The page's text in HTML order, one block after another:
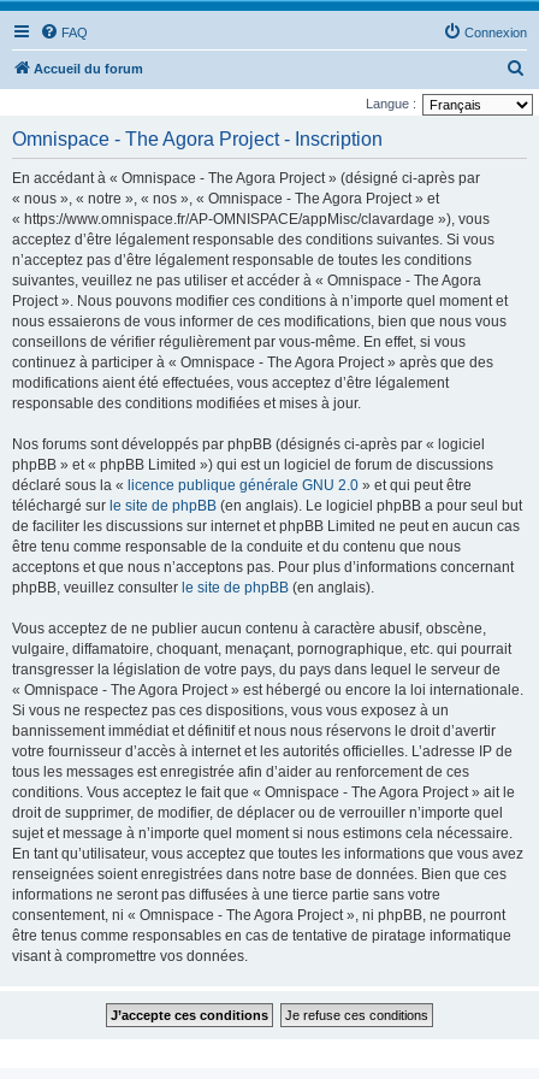
FAQ Connexion
Accueil du forum
e
Langue :
Omnispace - The Agora Project - Inscription
En accédant à « Omnispace - The Agora Project » (désigné ci-après par
« nous », « notre », « nos », « Omnispace - The Agora Project » et
« https://www.omnispace.fr/AP-OMNISPACE/appMisc/clavardage »), vous
acceptez d’être légalement responsable des conditions suivantes. Si vous
n’acceptez pas d’être légalement responsable de toutes les conditions
suivantes, veuillez ne pas utiliser et accéder à « Omnispace - The Agora
Project ». Nous pouvons modifier ces conditions à n’importe quel moment et
nous essaierons de vous informer de ces modifications, bien que nous vous
conseillons de vérifier régulièrement par vous-même. En effet, si vous
continuez à participer à « Omnispace - The Agora Project » après que des
modifications aient été effectuées, vous acceptez d’être légalement
responsable des conditions modifiées et mises à jour.
Nos forums sont développés par phpBB (désignés ci-après par « logiciel
phpBB » et « phpBB Limited ») qui est un logiciel de forum de discussions
déclaré sous la « licence publique générale GNU 2.0 » et qui peut être
téléchargé sur le site de phpBB (en anglais). Le logiciel phpBB a pour seul but
de faciliter les discussions sur internet et phpBB Limited ne peut en aucun cas
être tenu comme responsable de la conduite et du contenu que nous
acceptons et que nous n’acceptons pas. Pour plus d’informations concernant
phpBB, veuillez consulter le site de phpBB (en anglais).
Vous acceptez de ne publier aucun contenu à caractère abusif, obscène,
vulgaire, diffamatoire, choquant, menaçant, pornographique, etc. qui pourrait
transgresser la législation de votre pays, du pays dans lequel le serveur de
« Omnispace - The Agora Project » est hébergé ou encore la loi internationale.
Si vous ne respectez pas ces dispositions, vous vous exposez à un
bannissement immédiat et définitif et nous nous réservons le droit d’avertir
votre fournisseur d’accès à internet et les autorités officielles. L’adresse IP de
tous les messages est enregistrée afin d’aider au renforcement de ces
conditions. Vous acceptez le fait que « Omnispace - The Agora Project » ait le
droit de supprimer, de modifier, de déplacer ou de verrouiller n’importe quel
sujet et message à n’importe quel moment si nous estimons cela nécessaire.
En tant qu’utilisateur, vous acceptez que toutes les informations que vous avez
renseignées soient enregistrées dans notre base de données. Bien que ces
informations ne seront pas diffusées à une tierce partie sans votre
consentement, ni « Omnispace - The Agora Project », ni phpBB, ne pourront
être tenus comme responsables en cas de tentative de piratage informatique
visant à compromettre vos données.